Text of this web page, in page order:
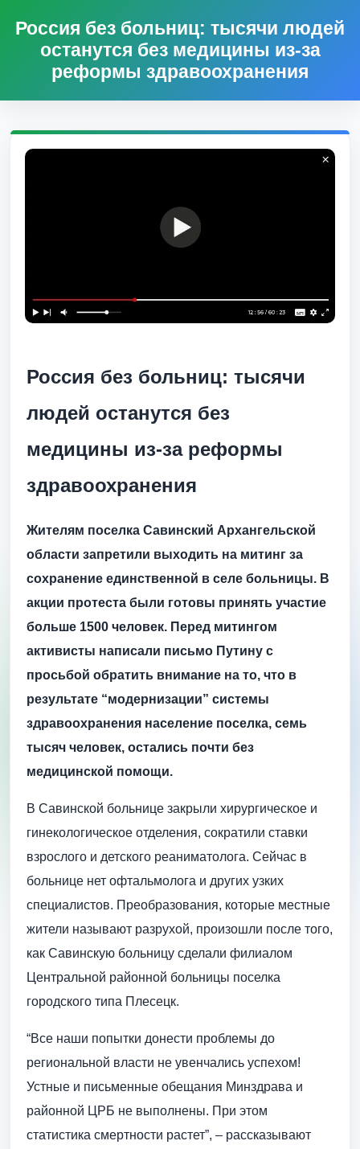
Россия без больниц: тысячи людей
останутся без медицины из-за
реформы здравоохранения
Россия без больниц: тысячи
людей останутся без
медицины из-за реформы
здравоохранения
Жителям поселка Савинский Архангельской
области запретили выходить на митинг за
сохранение единственной в селе больницы. В
акции протеста были готовы принять участие
больше 1500 человек. Перед митингом
активисты написали письмо Путину с
просьбой обратить внимание на то, что в
результате “модернизации” системы
здравоохранения население поселка, семь
тысяч человек, остались почти без
медицинской помощи.
В Савинской больнице закрыли хирургическое и
гинекологическое отделения, сократили ставки
взрослого и детского реаниматолога. Сейчас в
больнице нет офтальмолога и других узких
специалистов. Преобразования, которые местные
жители называют разрухой, произошли после того,
как Савинскую больницу сделали филиалом
Центральной районной больницы поселка
городского типа Плесецк.
“Все наши попытки донести проблемы до
региональной власти не увенчались успехом!
Устные и письменные обещания Минздрава и
районной ЦРБ не выполнены. При этом
статистика смертности растет”, – рассказывают